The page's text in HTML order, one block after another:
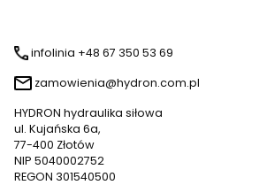
infolinia +48 67 350 53 69
zamowienia@hydron.com.pl
HYDRON hydraulika siłowa
ul. Kujańska 6a,
77-400 Złotów
NIP 5040002752
REGON 301540500